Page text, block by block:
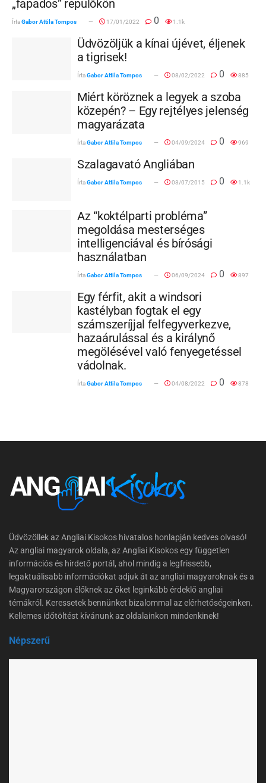
„fapados” repülőkön
ÍrtaGabor Attila Tompos 17/01/2022 0 1.1k
Üdvözöljük a kínai újévet, éljenek
a tigrisek!
ÍrtaGabor Attila Tompos 08/02/2022 0 885
Miért köröznek a legyek a szoba
közepén? – Egy rejtélyes jelenség
magyarázata
ÍrtaGabor Attila Tompos 04/09/2024 0 969
Szalagavató Angliában
ÍrtaGabor Attila Tompos 03/07/2015 0 1.1k
Az “koktélparti probléma”
megoldása mesterséges
intelligenciával és bírósági
használatban
ÍrtaGabor Attila Tompos 06/09/2024 0 897
Egy férfit, akit a windsori
kastélyban fogtak el egy
számszeríjjal felfegyverkezve,
hazaárulással és a királynő
megölésével való fenyegetéssel
vádolnak.
ÍrtaGabor Attila Tompos 04/08/2022 0 878
Üdvözöllek az Angliai Kisokos hivatalos honlapján kedves olvasó!
Az angliai magyarok oldala, az Angliai Kisokos egy független
információs és hirdető portál, ahol mindig a legfrissebb,
legaktuálisabb információkat adjuk át az angliai magyaroknak és a
Magyarországon élőknek az őket leginkább érdeklő angliai
témákról. Keressetek bennünket bizalommal az elérhetőségeinken.
Kellemes időtöltést kívánunk az oldalainkon mindenkinek!
Népszerű